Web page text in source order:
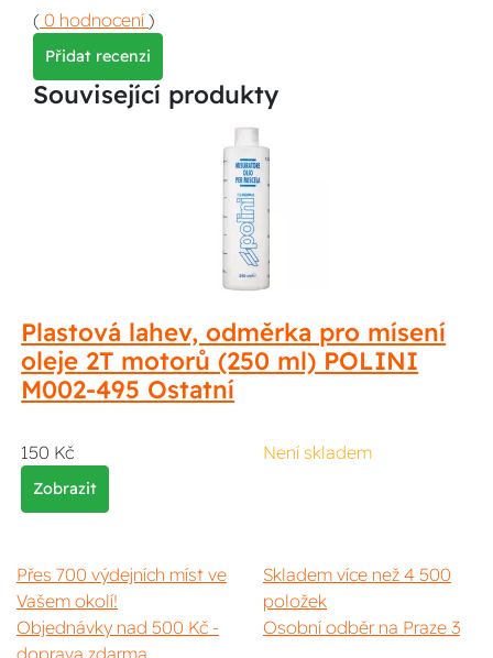
( 0 hodnocení )
Přidat recenzi
Související produkty
Plastová lahev, odměrka pro mísení
oleje 2T motorů (250 ml) POLINI
M002-495 Ostatní
150 Kč Není skladem
Zobrazit
Přes 700 výdejních míst ve
Vašem okolí!
Skladem více než 4 500
položek
Objednávky nad 500 Kč -
Osobní odběr na Praze 3